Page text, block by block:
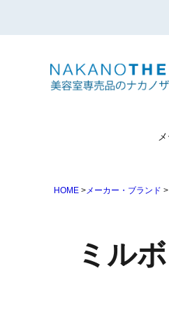
HOME メーカー・ブランド
ミル